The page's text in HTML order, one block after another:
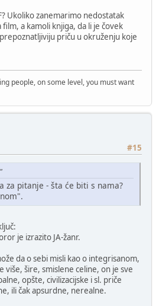
Ukoliko zanemarimo nedostatak
a kamoli knjiga, da li je čovek
priču u okruženju koje
people, on some level, you must want
#15
za pitanje - šta će biti s nama?
je izrazito JA-žanr.
da o sebi misli kao o integrisanom,
više, šire, smislene celine, on je sve
opšte, civilizacijske i sl. priče
ili čak apsurdne, nerealne.